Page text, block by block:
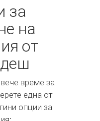
за
на
от
време за
една от
опции за